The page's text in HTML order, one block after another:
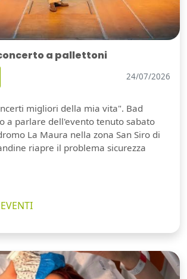
a pallettoni
24/07/2026
migliori della mia vita". Bad
a parlare dell'evento tenuto sabato
La Maura nella zona San Siro di
riapre il problema sicurezza